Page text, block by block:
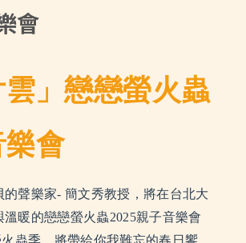
會
雲」戀戀螢火蟲
樂會
聲樂家- 簡文秀教授，將在台北大
暖的戀戀螢火蟲2025親子音樂會
蟲季，將帶給你我難忘的春日饗